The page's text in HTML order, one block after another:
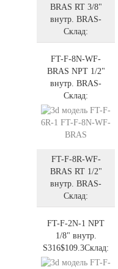
BRAS RT 3/8"
внутр. BRAS-
Склад:
FT-F-8N-WF-
BRAS NPT 1/2"
внутр. BRAS-
Склад:
FT-F-8R-WF-
BRAS RT 1/2"
внутр. BRAS-
Склад:
FT-F-2N-1 NPT
1/8" внутр.
S316$109.3Склад: